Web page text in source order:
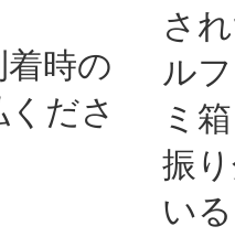
着時の
ださ
さ
ル
ミ
振
い